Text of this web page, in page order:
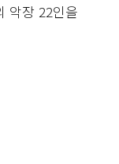
악장 22인을